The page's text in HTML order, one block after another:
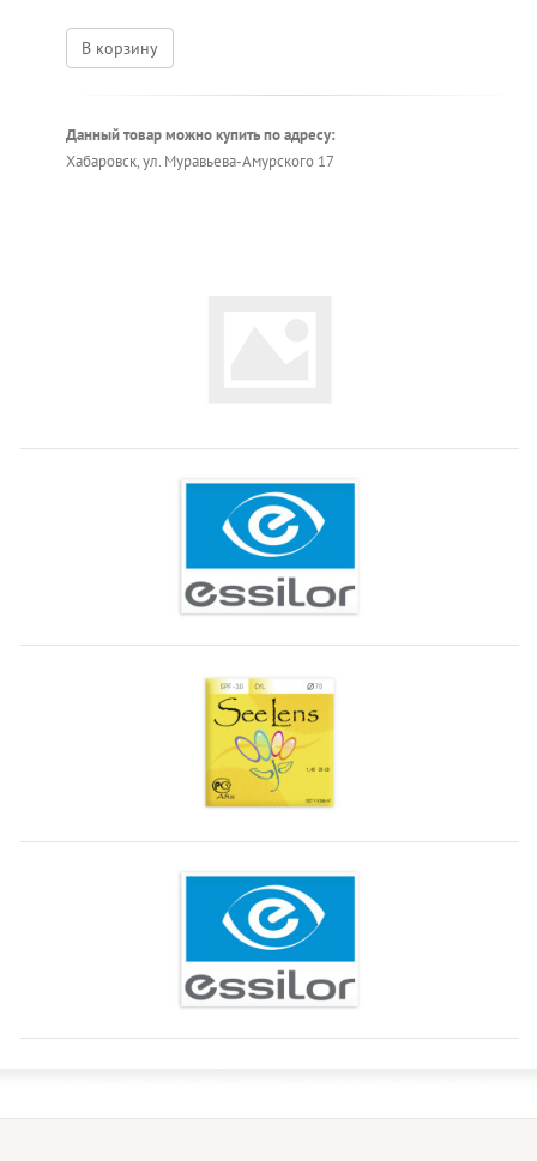
В корзину
Данный товар можно купить по адресу:
Хабаровск, ул. Муравьева-Амурского 17